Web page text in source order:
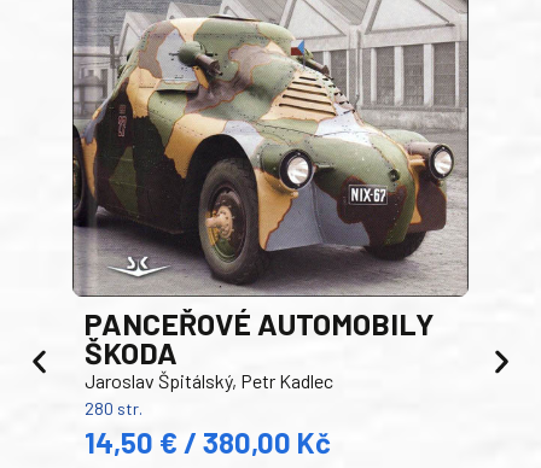
PANCEŘOVÉ AUTOMOBILY
ŠKODA
Jaroslav Špitálský, Petr Kadlec
280 str.
14,50 € / 380,00 Kč